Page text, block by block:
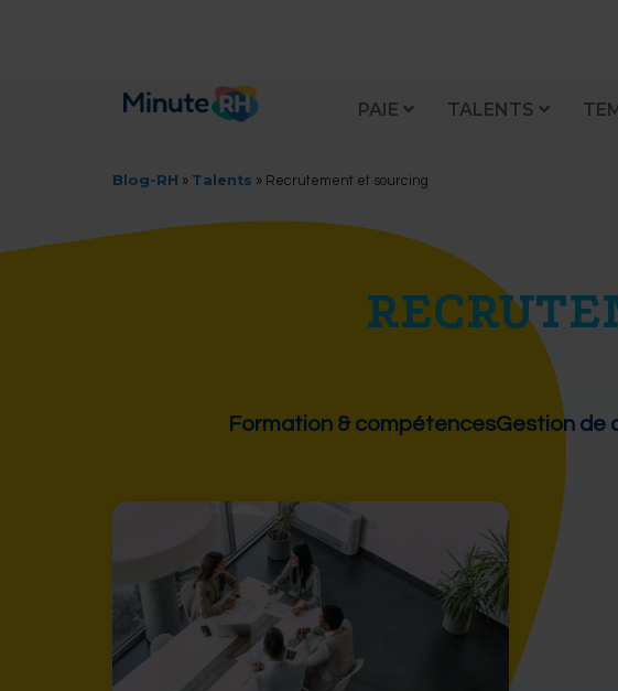
PAIE TALENTS
Blog-RH » Talents » Recrutement et sourcing
Formation & compétencesGestion de